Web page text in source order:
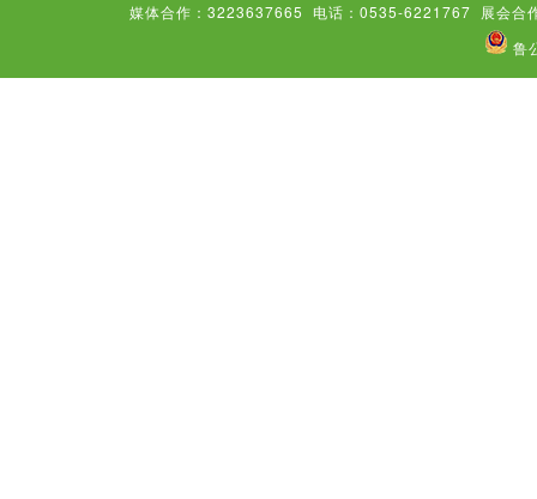
媒体合作：3223637665
电话：0535-6221767 展会合
鲁